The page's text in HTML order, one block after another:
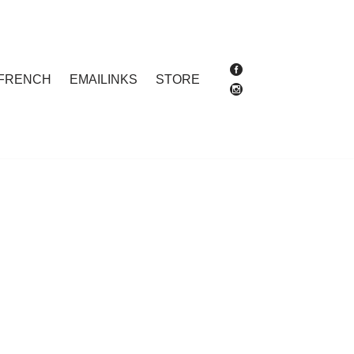
EMAILINKS STORE